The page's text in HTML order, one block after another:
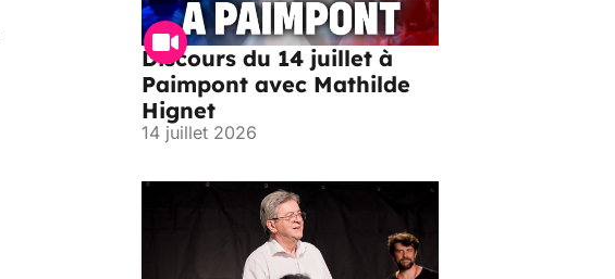
Discours du 14 juillet à
Paimpont avec Mathilde
Hignet
14 juillet 2026